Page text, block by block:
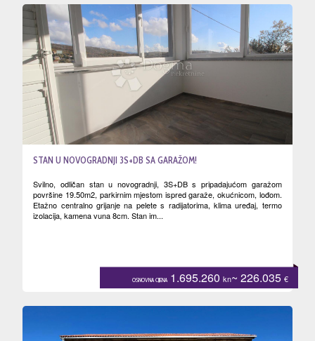
STAN U NOVOGRADNJI 3S+DB SA GARAŽOM!
Svilno, odličan stan u novogradnji, 3S+DB s pripadajućom garažom
površine 19.50m2, parkirnim mjestom ispred garaže, okućnicom, lođom.
Etažno centralno grijanje na pelete s radijatorima, klima uređaj, termo
izolacija, kamena vuna 8cm. Stan im...
OSNOVNA CIJENA 1.695.260 kn~ 226.035 €